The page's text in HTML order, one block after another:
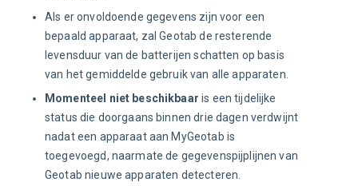
Als er onvoldoende gegevens zijn voor een
bepaald apparaat, zal Geotab de resterende
levensduur van de batterijen schatten op basis
van het gemiddelde gebruik van alle apparaten.
Momenteel niet beschikbaar is een tijdelijke
status die doorgaans binnen drie dagen verdwijnt
nadat een apparaat aan MyGeotab is
toegevoegd, naarmate de gegevenspijplijnen van
Geotab nieuwe apparaten detecteren.